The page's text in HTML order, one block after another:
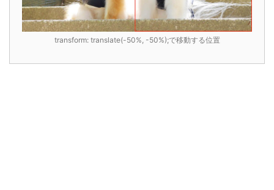
transform: translate(-50%, -50%);で移動する位置